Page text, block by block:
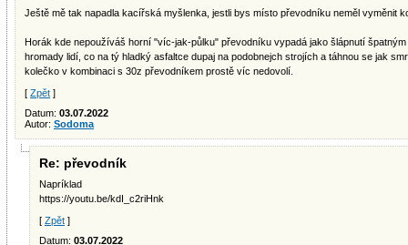
Ještě mě tak napadla kacířská myšlenka, jestli bys místo převodníku neměl vyměnit
Horák kde nepoužíváš horní "víc-jak-půlku" převodníku vypadá jako šlápnutí
hromady lidí, co na tý hladký asfaltce dupaj na podobnejch strojích a táhnou se jak
kolečko v kombinaci s 30z převodníkem prostě víc nedovolí.
[ Zpět ]
Datum: 03.07.2022
Autor: Sodoma
Re: převodník
Napríklad
https://youtu.be/kdI_c2riHnk
[ Zpět ]
Datum: 03.07.2022